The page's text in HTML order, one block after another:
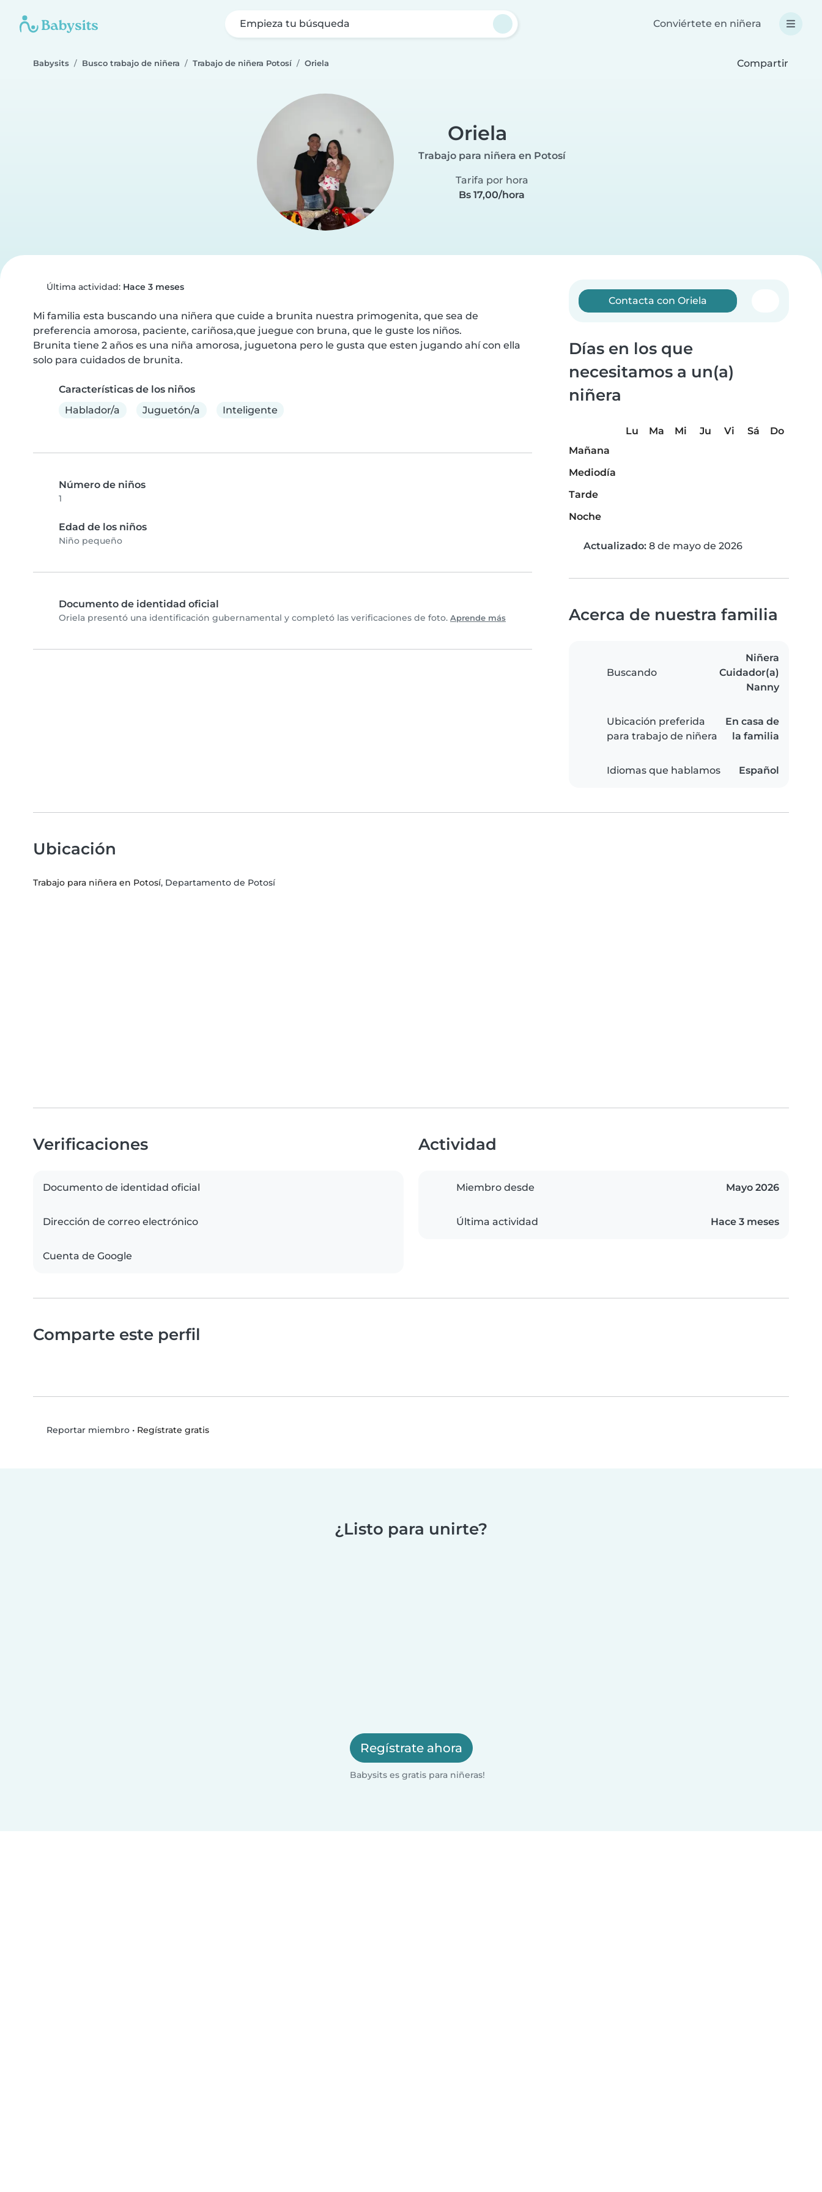
Empieza tu búsqueda Conviértete en niñera
Babysits Busco trabajo de niñera Trabajo de niñera Potosí Oriela Compartir
Oriela
Trabajo para niñera en Potosí
Tarifa por hora
Bs 17,00/hora
Última actividad: Hace 3 meses
Mi familia esta buscando una niñera que cuide a brunita nuestra primogenita, que sea de
preferencia amorosa, paciente, cariñosa,que juegue con bruna, que le guste los niños.
Brunita tiene 2 años es una niña amorosa, juguetona pero le gusta que esten jugando ahí con ella
solo para cuidados de brunita.
Características de los niños
Hablador/a
Juguetón/a Inteligente
Número de niños
1
Edad de los niños
Niño pequeño
Documento de identidad oficial
Oriela presentó una identificación gubernamental y completó las verificaciones de foto. Aprende más
Contacta con Oriela
Días en los que
necesitamos a un(a)
niñera
Lu Ma Mi Ju Vi Sá
Do
Mañana
Mediodía
Tarde
Noche
Actualizado: 8 de mayo de 2026
Acerca de nuestra familia
Buscando
Niñera
Cuidador(a)
Nanny
Ubicación preferida
para trabajo de niñera
En casa de
la familia
Idiomas que hablamos Español
Ubicación
Trabajo para niñera en Potosí, Departamento de Potosí
Verificaciones
Documento de identidad oficial
Dirección de correo electrónico
Cuenta de Google
Actividad
Miembro desde Mayo 2026
Última actividad Hace 3 meses
Comparte este perfil
Reportar miembro• Regístrate gratis
¿Listo para unirte?
Regístrate ahora
Babysits es gratis para niñeras!